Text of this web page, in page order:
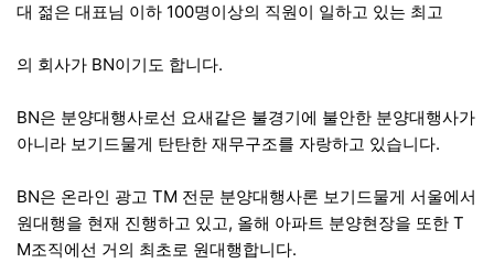
대 젊은 대표님 이하 100명이상의 직원이 일하고 있는 최고
의 회사가 BN이기도 합니다.
BN은 분양대행사로선 요새같은 불경기에 불안한 분양대행사가
아니라 보기드물게 탄탄한 재무구조를 자랑하고 있습니다.
BN은 온라인 광고 TM 전문 분양대행사론 보기드물게 서울에서
원대행을 현재 진행하고 있고, 올해 아파트 분양현장을 또한 T
M조직에선 거의 최초로 원대행합니다.